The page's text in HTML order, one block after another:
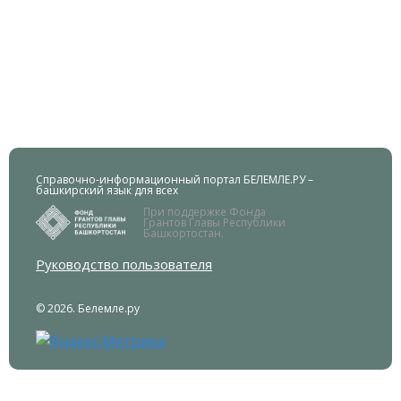
Справочно-информационный портал БЕЛЕМЛЕ.РУ –
башкирский язык для всех
При поддержке Фонда
Грантов Главы Республики
Башкортостан.
Руководство пользователя
© 2026. Белемле.ру